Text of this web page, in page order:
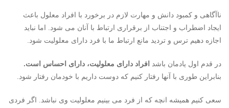
ناآگاهی و کمبود دانش و مهارت لازم در برخورد با افراد معلول باعث
ایجاد اضطراب و اجتناب از برقراری ارتباط با آنان می شود. اما نباید
اجازه دهیم ترس و تردید مانع ارتباط ما با فرد دارای معلولیت شود.
در قدم اول یادمان باشد افراد دارای معلولیت، دارای احساس است.
بنابراین طوری با آنها رفتار کنیم که دوست داریم با خودمان رفتار شود.
سعی کنیم همیشه انچه که از فرد می بینیم معلولیت وی نباشد. اگر فردی